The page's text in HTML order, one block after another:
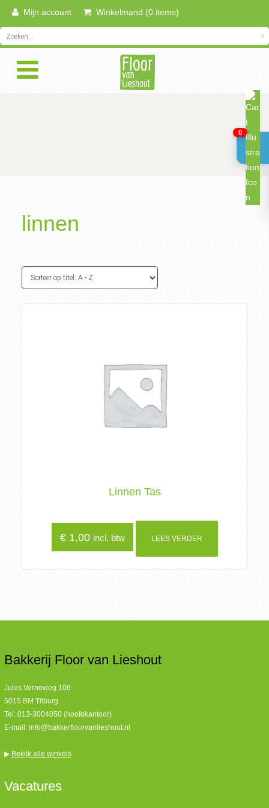
Mijn account Winkelmand (0 items)
linnen
Linnen Tas
€1,00 incl. btw LEES VERDER
Bakkerij Floor van Lieshout
Jules Verneweg 106
5015 BM Tilburg
Tel: 013-3004050 (hoofdkantoor)
E-mail: info@bakkerfloorvanlieshout.nl
▶ Bekijk alle winkels
Vacatures
0